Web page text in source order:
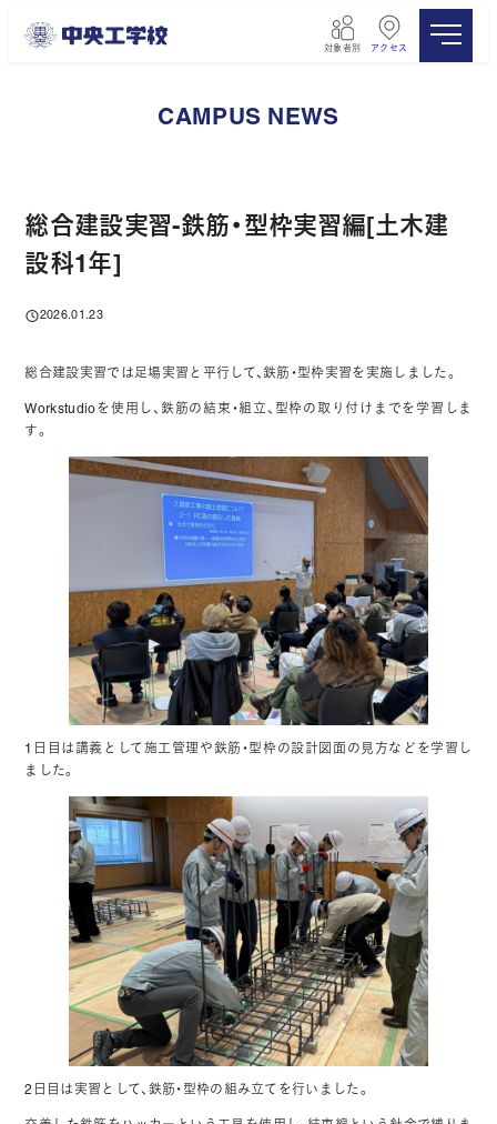
対象者別 アクセス
CAMPUS NEWS
総合建設実習-鉄筋・型枠実習編[土木建
設科1年]
投稿日
2026.01.23
総合建設実習では足場実習と平行して、鉄筋・型枠実習を実施しました。
Workstudioを使用し、鉄筋の結束・組立、型枠の取り付けまでを学習しま
す。
1日目は講義として施工管理や鉄筋・型枠の設計図面の見方などを学習し
ました。
2日目は実習として、鉄筋・型枠の組み立てを行いました。